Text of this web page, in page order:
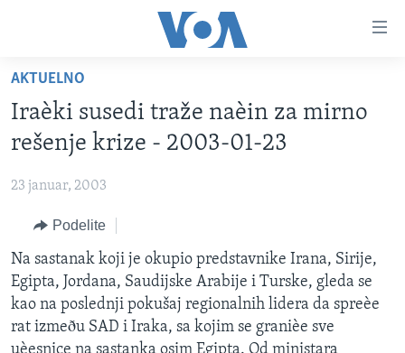
glavni
sadržaj
na
glavnu
navigaciju
pretragu
NASLOVNA
RUBRIKE
AMERIKA
BALKAN
GLOBALNE TEME
EKONOMIJA
NAUKA I TEHNOLOGIJA
MEDICINA
TV PROGRAM
OTVORENI STUDIO
IZ AMERIKE
PRATITE NAS
Jezici
AKTUELNO
Iraèki susedi traže naèin za mirno
rešenje krize - 2003-01-23
23 januar, 2003
Podelite
Na sastanak koji je okupio predstavnike Irana, Sirije,
Egipta, Jordana, Saudijske Arabije i Turske, gleda se
kao na poslednji pokušaj regionalnih lidera da spreèe
rat izmeðu SAD i Iraka, sa kojim se granièe sve